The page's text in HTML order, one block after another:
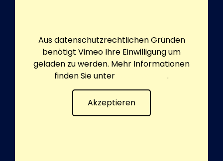
Aus datenschutzrechtlichen Gründen
benötigt Vimeo Ihre Einwilligung um
geladen zu werden. Mehr Informationen
finden Sie unter
.
Akzeptieren